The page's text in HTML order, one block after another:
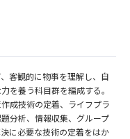
客観的に物事を理解し、自
を養う科目群を編成する。
成技術の定着、ライフプラ
分析、情報収集、グループ
に必要な技術の定着をはか